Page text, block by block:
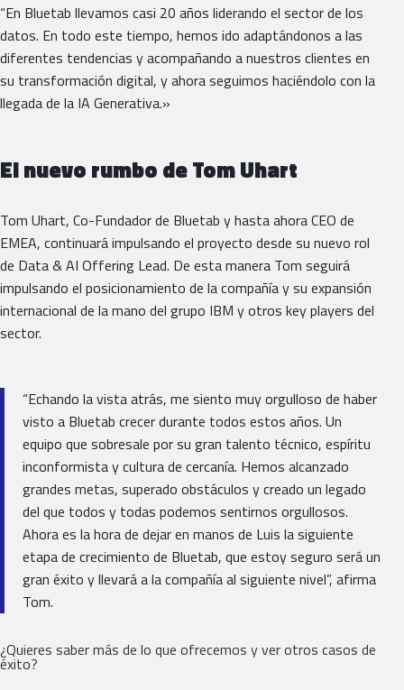
“En Bluetab llevamos casi 20 años liderando el sector de los
datos. En todo este tiempo, hemos ido adaptándonos a las
diferentes tendencias y acompañando a nuestros clientes en
su transformación digital, y ahora seguimos haciéndolo con la
llegada de la IA Generativa.»
El nuevo rumbo de Tom Uhart
Tom Uhart, Co-Fundador de Bluetab y hasta ahora CEO de
EMEA, continuará impulsando el proyecto desde su nuevo rol
de Data & AI Offering Lead. De esta manera Tom seguirá
impulsando el posicionamiento de la compañía y su expansión
internacional de la mano del grupo IBM y otros key players del
sector.
“Echando la vista atrás, me siento muy orgulloso de haber
visto a Bluetab crecer durante todos estos años. Un
equipo que sobresale por su gran talento técnico, espíritu
inconformista y cultura de cercanía. Hemos alcanzado
grandes metas, superado obstáculos y creado un legado
del que todos y todas podemos sentirnos orgullosos.
Ahora es la hora de dejar en manos de Luis la siguiente
etapa de crecimiento de Bluetab, que estoy seguro será un
gran éxito y llevará a la compañía al siguiente nivel”, afirma
Tom.
¿Quieres saber más de lo que ofrecemos y ver otros casos de
éxito?